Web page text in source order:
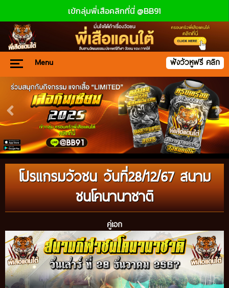
เข้กลุ่มพี่เสือคลิกที่นี่ @BB91
Menu ฟังวัวหูฟรี คลิก
โปรแกรมวัวชน วันที่28/12/67 สนาม
ชนโคนานาชาติ
คู่เอก